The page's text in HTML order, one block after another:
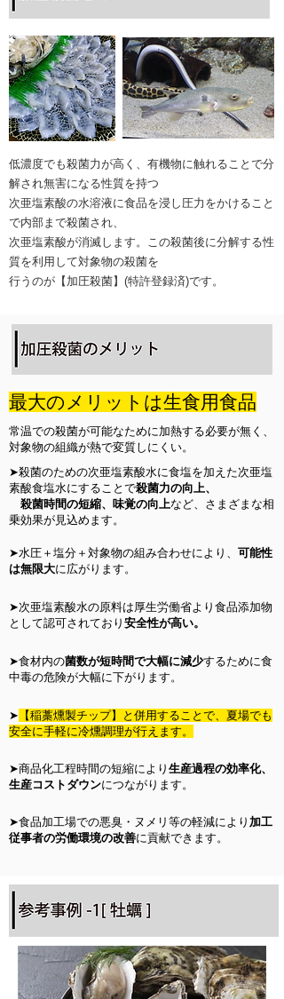
低濃度でも殺菌力が高く、有機物に触れることで分
解され無害になる性質を持つ
次亜塩素酸の水溶液に食品を浸し圧力をかけること
で内部まで殺菌され、
次亜塩素酸が消滅します。この殺菌後に分解する性
質を利用して対象物の殺菌を
行うのが【加圧殺菌】(特許登録済)です。
最大のメリットは生食用食品
常温での殺菌が可能なために加熱する必要が無く、
対象物の組織が熱で変質しにくい。
➤殺菌のための次亜塩素酸水に食塩を加えた次亜塩
素酸食塩水にすることで殺菌力の向上、
​ 殺菌時間の短縮、味覚の向上など、さまざまな相
乗効果が見込めます。
➤水圧＋塩分＋対象物の組み合わせにより、 可能性
は無限大に広がります。
➤次亜塩素酸水の原料は厚生労働省より食品添加物
として認可されており 安全性が高い。
➤食材内の菌数が短時間で大幅に減少するために食
中毒の危険が大幅に下がります。
➤ 【稲藁燻製チップ】と併用することで、夏場でも
安全に手軽に冷燻調理が行えます。
➤商品化工程時間の短縮により 生産過程の効率化、
生産コストダウンにつながります。
➤食品加工場での悪臭・ヌメリ等の軽減により 加工
従事者の労働環境の改善に貢献できます。